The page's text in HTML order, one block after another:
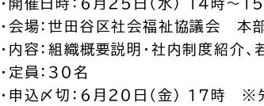
・開催日時：６月２５日（水） １４時～１
・会場：世田谷区社会福祉協議会 本部
・内容：組織概要説明・社内制度紹介
・定員：３０名
・申込〆切：６月２０日（金） １７時 ※